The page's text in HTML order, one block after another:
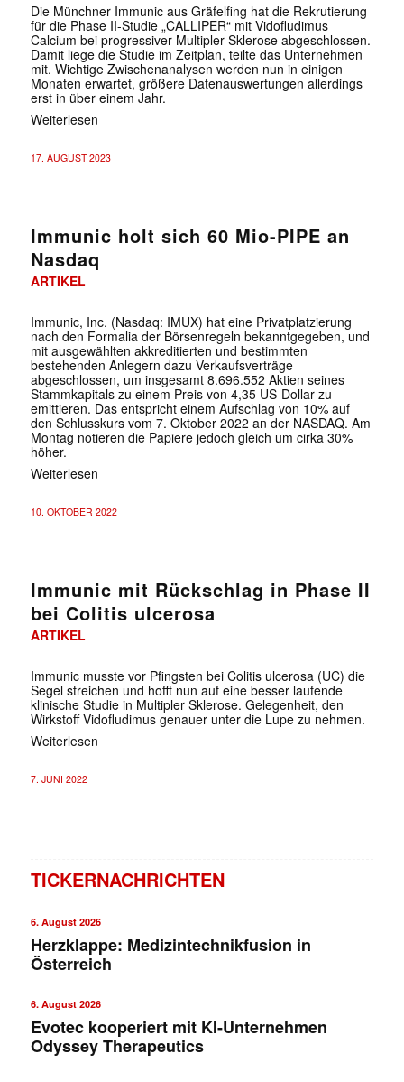
Die Münchner Immunic aus Gräfelfing hat die Rekrutierung
für die Phase II-Studie „CALLIPER“ mit Vidofludimus
Calcium bei progressiver Multipler Sklerose abgeschlossen.
Damit liege die Studie im Zeitplan, teilte das Unternehmen
mit. Wichtige Zwischenanalysen werden nun in einigen
Monaten erwartet, größere Datenauswertungen allerdings
erst in über einem Jahr.
Weiterlesen
17. AUGUST 2023
Immunic holt sich 60 Mio-PIPE an
Nasdaq
ARTIKEL
Immunic, Inc. (Nasdaq: IMUX) hat eine Privatplatzierung
nach den Formalia der Börsenregeln bekanntgegeben, und
mit ausgewählten akkreditierten und bestimmten
bestehenden Anlegern dazu Verkaufsverträge
abgeschlossen, um insgesamt 8.696.552 Aktien seines
Stammkapitals zu einem Preis von 4,35 US-Dollar zu
emittieren. Das entspricht einem Aufschlag von 10% auf
den Schlusskurs vom 7. Oktober 2022 an der NASDAQ. Am
Montag notieren die Papiere jedoch gleich um cirka 30%
höher.
Weiterlesen
10. OKTOBER 2022
Immunic mit Rückschlag in Phase II
bei Colitis ulcerosa
ARTIKEL
Immunic musste vor Pfingsten bei Colitis ulcerosa (UC) die
Segel streichen und hofft nun auf eine besser laufende
klinische Studie in Multipler Sklerose. Gelegenheit, den
Wirkstoff Vidofludimus genauer unter die Lupe zu nehmen.
Weiterlesen
7. JUNI 2022
TICKERNACHRICHTEN
6. August 2026
Herzklappe: Medizintechnikfusion in
Österreich
6. August 2026
Evotec kooperiert mit KI-Unternehmen
Odyssey Therapeutics